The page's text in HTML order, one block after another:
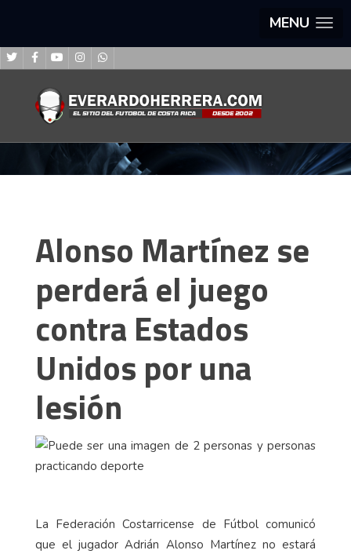
MENU
Alonso Martínez se
perderá el juego
contra Estados
Unidos por una
lesión
La Federación Costarricense de Fútbol comunicó
que el jugador Adrián Alonso Martínez no estará